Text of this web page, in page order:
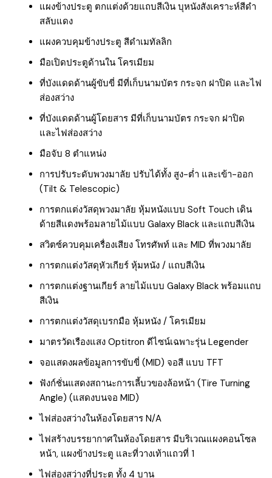
แผงข้างประตู ตกแต่งด้วยแถบสีเงิน บุหนังสังเคราะห์สีดำ
สลับแดง
แผงควบคุมข้างประตู สีดำเมทัลลิก
มือเปิดประตูด้านใน โครเมียม
ที่บังแดดด้านผู้ขับขี่ มีที่เก็บนามบัตร กระจก ฝาปิด และไฟ
ส่องสว่าง
ที่บังแดดด้านผู้โดยสาร มีที่เก็บนามบัตร กระจก ฝาปิด
และไฟส่องสว่าง
มือจับ 8 ตำแหน่ง
การปรับระดับพวงมาลัย ปรับได้ทั้ง สูง-ต่ำ และเข้า-ออก
(Tilt & Telescopic)
การตกแต่งวัสดุพวงมาลัย หุ้มหนังแบบ Soft Touch เดิน
ด้ายสีแดงพร้อมลายไม้แบบ Galaxy Black และแถบสีเงิน
สวิตซ์ควบคุมเครื่องเสียง โทรศัพท์ และ MID ที่พวงมาลัย
การตกแต่งวัสดุหัวเกียร์ หุ้มหนัง / แถบสีเงิน
การตกแต่งฐานเกียร์ ลายไม้แบบ Galaxy Black พร้อมแถบ
สีเงิน
การตกแต่งวัสดุเบรกมือ หุ้มหนัง / โครเมียม
มาตรวัดเรืองแสง Optitron ดีไซน์เฉพาะรุ่น Legender
จอแสดงผลข้อมูลการขับขี่ (MID) จอสี แบบ TFT
ฟังก์ชั่นแสดงสถานะการเลี้บวของล้อหน้า (Tire Turning
Angle) (แสดงบนจอ MID)
ไฟส่องสว่างในห้องโดยสาร N/A
ไฟสร้างบรรยากาศในห้องโดยสาร มีบริเวณแผงคอนโซล
หน้า, แผงข้างประตู และที่วางเท้าแถวที่ 1
ไฟส่องสว่างที่ประตู ทั้ง 4 บาน